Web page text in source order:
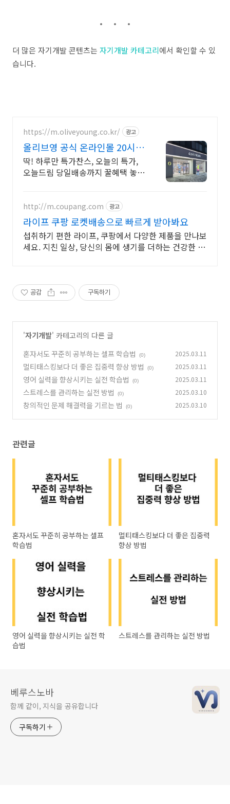
더 많은 자기개발 콘텐츠는 자기개발 카테고리에서 확인할 수 있
습니다.
https://m.oliveyoung.co.kr/ 광고
올리브영 공식 온라인몰 20시
이전 주문은 오늘드림
딱! 하루만 특가찬스, 오늘의 특가,
오늘드림 당일배송까지 꿀혜택 놓치
http://m.coupang.com 광고
라이프 쿠팡 로켓배송으로 빠르게 받아봐요
섭취하기 편한 라이프, 쿠팡에서 다양한 제품을 만나보
세요. 지친 일상, 당신의 몸에 생기를 더하는 건강한 선
공감 구독하기
'자기개발' 카테고리의 다른 글
혼자서도 꾸준히 공부하는 셀프 학습법
(0) 2025.03.11
멀티태스킹보다 더 좋은 집중력 향상 방법 (0) 2025.03.11
영어 실력을 향상시키는 실전 학습법 (0) 2025.03.11
스트레스를 관리하는 실전 방법 (0) 2025.03.10
창의적인 문제 해결력을 기르는 법 (0) 2025.03.10
관련글
혼자서도 꾸준히 공부하는 셀프
학습법
멀티태스킹보다 더 좋은 집중력
향상 방법
영어 실력을 향상시키는 실전 학
습법
스트레스를 관리하는 실전 방법
베루스노바
함께 같이, 지식을 공유합니다
구독하기